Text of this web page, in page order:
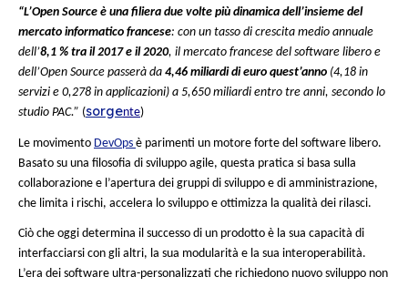
tratta di 14 istituti di innovazione industriale basati sul
pubblico-privato ognuno dei quali ha un orientamento
distinto, ma che condividono tutti un obiettivo comune:
futuro della prodizione agli Stati Uniti attraverso
l’educazione e la collaborazione.
Un’altra visione è quella seguita da Elon Musk (tra gli altri)
rinunciato a far rispettare l’esclusiva dei brevetti di Tesla nel
parte loro Google, Facebook, Microsoft e IBM si orientano
l’open-source tu temi molto diversi quali la robotica, l’IA o le
telecomunicazioni.